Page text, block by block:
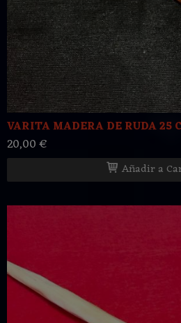
VARITA MADERA DE RUDA 25
20,00 €
Añadir a